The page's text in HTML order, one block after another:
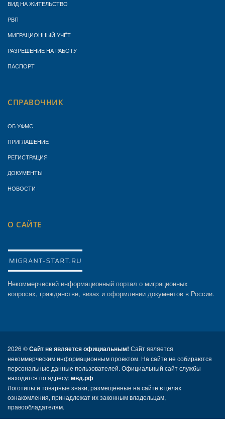
ВИД НА ЖИТЕЛЬСТВО
РВП
МИГРАЦИОННЫЙ УЧЁТ
РАЗРЕШЕНИЕ НА РАБОТУ
ПАСПОРТ
СПРАВОЧНИК
ОБ УФМС
ПРИГЛАШЕНИЕ
РЕГИСТРАЦИЯ
ДОКУМЕНТЫ
НОВОСТИ
О САЙТЕ
Некоммерческий информационный портал о миграционных
вопросах, гражданстве, визах и оформлении документов в России.
2026 ©Сайт не является официальным! Сайт является
некоммерческим информационным проектом. На сайте не собираются
персональные данные пользователей. Официальный сайт службы
находится по адресу:мвд.рф
Логотипы и товарные знаки, размещённые на сайте в целях
ознакомления, принадлежат их законным владельцам,
правообладателям.